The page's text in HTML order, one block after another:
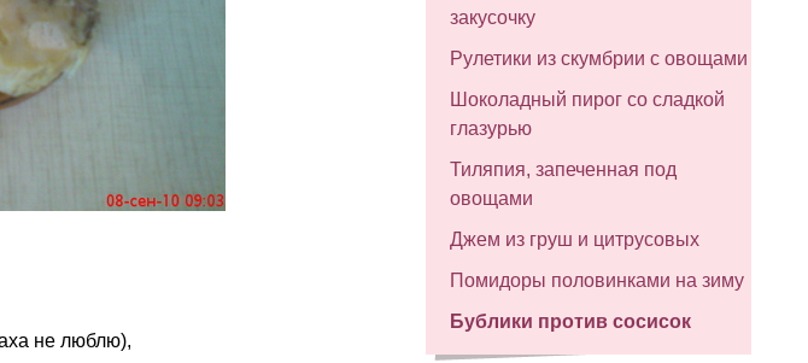
не люблю),
закусочку
Рулетики из скумбрии с овощами
Шоколадный пирог со сладкой
глазурью
Тиляпия, запеченная под
овощами
Джем из груш и цитрусовых
Помидоры половинками на зиму
Бублики против сосисок